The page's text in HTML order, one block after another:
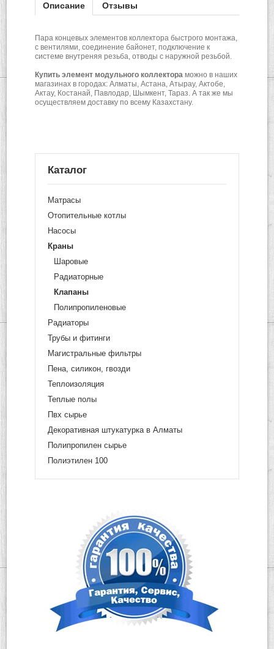
Описание Отзывы
Пара концевых элементов коллектора быстрого монтажа,
с вентилями, соединение байонет, подключение к
системе внутреняя резьба, отводы с наружной резьбой.
Купить элемент модульного коллектораможно в наших
магазинах в городах: Алматы, Астана, Атырау, Актобе,
Актау, Костанай, Павлодар, Шымкент, Тараз. А так же мы
осуществляем доставку по всему Казахстану.
Каталог
Матрасы
Отопительные котлы
Насосы
Краны
Шаровые
Радиаторные
Клапаны
Полипропиленовые
Радиаторы
Трубы и фитинги
Магистральные фильтры
Пена, силикон, гвозди
Теплоизоляция
Теплые полы
Пвх сырье
Декоративная штукатурка в Алматы
Полипропилен сырье
Полиэтилен 100